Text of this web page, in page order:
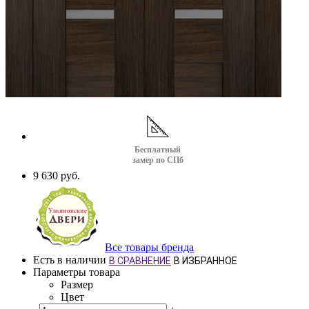
Бесплатный
замер по СПб
9 630 руб.
Все товары бренда
Есть в наличии В СРАВНЕНИЕ В ИЗБРАННОЕ
Параметры товара
Размер
Цвет